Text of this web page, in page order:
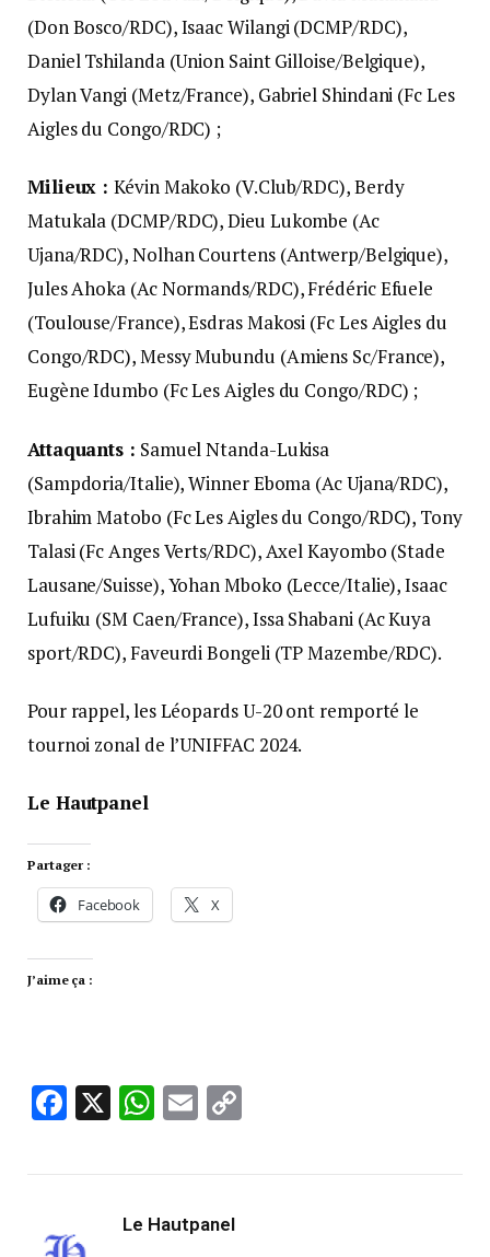
(Don Bosco/RDC), Isaac Wilangi (DCMP/RDC),
Daniel Tshilanda (Union Saint Gilloise/Belgique),
Dylan Vangi (Metz/France), Gabriel Shindani (Fc Les
Aigles du Congo/RDC) ;
Milieux :Kévin Makoko (V.Club/RDC), Berdy
Matukala (DCMP/RDC), Dieu Lukombe (Ac
Ujana/RDC), Nolhan Courtens (Antwerp/Belgique),
Jules Ahoka (Ac Normands/RDC), Frédéric Efuele
(Toulouse/France), Esdras Makosi (Fc Les Aigles du
Congo/RDC), Messy Mubundu (Amiens Sc/France),
Eugène Idumbo (Fc Les Aigles du Congo/RDC) ;
Attaquants : Samuel Ntanda-Lukisa
(Sampdoria/Italie), Winner Eboma (Ac Ujana/RDC),
Ibrahim Matobo (Fc Les Aigles du Congo/RDC), Tony
Talasi (Fc Anges Verts/RDC), Axel Kayombo (Stade
Lausane/Suisse), Yohan Mboko (Lecce/Italie), Isaac
Lufuiku (SM Caen/France), Issa Shabani (Ac Kuya
sport/RDC), Faveurdi Bongeli (TP Mazembe/RDC).
Pour rappel, les Léopards U-20 ont remporté le
tournoi zonal de l’UNIFFAC 2024.
Le Hautpanel
Partager :
Facebook X
J’aime ça :
Facebook
X WhatsApp
Email
Le Hautpanel